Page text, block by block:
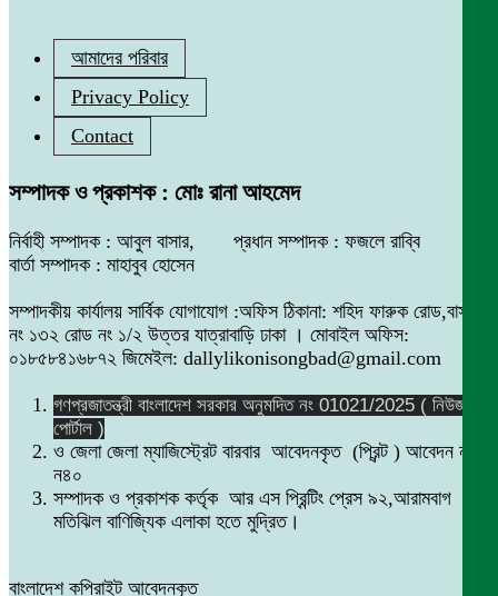
আমাদের পরিবার
Privacy Policy
Contact
সম্পাদক ও প্রকাশক : মোঃ রানা আহমেদ
নির্বাহী সম্পাদক : আবুল বাসার, প্রধান সম্পাদক : ফজলে রাব্বি
বার্তা সম্পাদক : মাহাবুব হোসেন
সম্পাদকীয় কার্যালয় সার্বিক যোগাযোগ :অফিস ঠিকানা: শহিদ ফারুক রোড,বাসা
নং ১৩২ রোড নং ১/২ উত্তর যাত্রাবাড়ি ঢাকা । মোবাইল অফিস:
০১৮৫৮৪১৬৮৭২ জিমেইল: dallylikonisongbad@gmail.com
গণপ্রজাতন্ত্রী বাংলাদেশ সরকার অনুমদিত নং 01021/2025 ( নিউজ
পোর্টাল )
ও জেলা জেলা ম্যাজিস্ট্রেট বারবার আবেদনকৃত (প্রিন্ট ) আবেদন নং
ন৪০
সম্পাদক ও প্রকাশক কর্তৃক আর এস প্রিন্টিং প্রেস ৯২,আরামবাগ
মতিঝিল বাণিজ্যিক এলাকা হতে মুদ্রিত।
বাংলাদেশ কপিরাইট আবেদনকৃত